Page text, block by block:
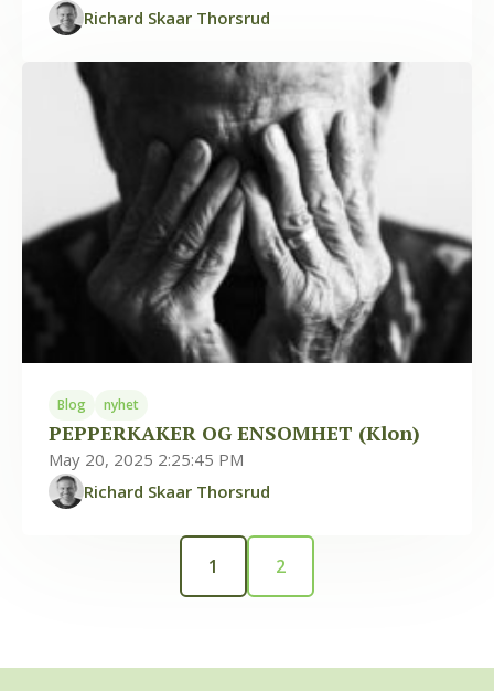
Richard Skaar Thorsrud
Blog nyhet
PEPPERKAKER OG ENSOMHET (Klon)
May 20, 2025 2:25:45 PM
Richard Skaar Thorsrud
1 2